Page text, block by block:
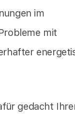
im
mit
gedacht